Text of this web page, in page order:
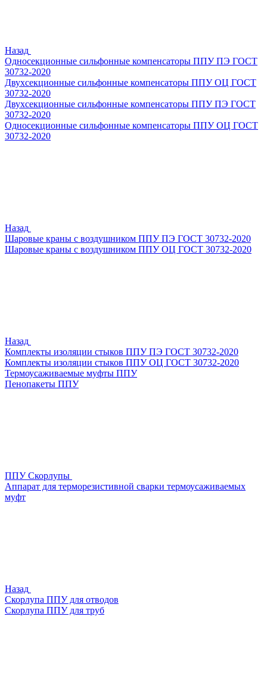
Назад
Односекционные сильфонные компенсаторы ППУ ПЭ ГОСТ
30732-2020
Двухсекционные сильфонные компенсаторы ППУ ОЦ ГОСТ
30732-2020
Двухсекционные сильфонные компенсаторы ППУ ПЭ ГОСТ
30732-2020
Односекционные сильфонные компенсаторы ППУ ОЦ ГОСТ
30732-2020
Назад
Шаровые краны с воздушником ППУ ПЭ ГОСТ 30732-2020
Шаровые краны с воздушником ППУ ОЦ ГОСТ 30732-2020
Назад
Комплекты изоляции стыков ППУ ПЭ ГОСТ 30732-2020
Комплекты изоляции стыков ППУ ОЦ ГОСТ 30732-2020
Термоусаживаемые муфты ППУ
Пенопакеты ППУ
ППУ Скорлупы
Аппарат для терморезистивной сварки термоусаживаемых
муфт
Назад
Скорлупа ППУ для отводов
Скорлупа ППУ для труб